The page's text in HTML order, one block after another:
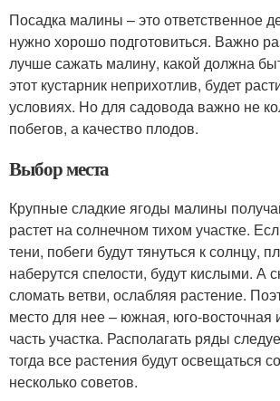
Посадка малины – это ответственное
нужно хорошо подготовиться. Важно
лучше сажать малину, какой должна
этот кустарник неприхотлив, будет
условиях. Но для садовода важно не
побегов, а качество плодов.
Выбор места
Крупные сладкие ягоды малины
растет на солнечном тихом участке.
тени, побеги будут тянуться к солнцу,
наберутся спелости, будут кислыми. А
сломать ветви, ослабляя растение.
место для нее – южная, юго-восточная
часть участка. Располагать ряды
тогда все растения будут освещаться
несколько советов.